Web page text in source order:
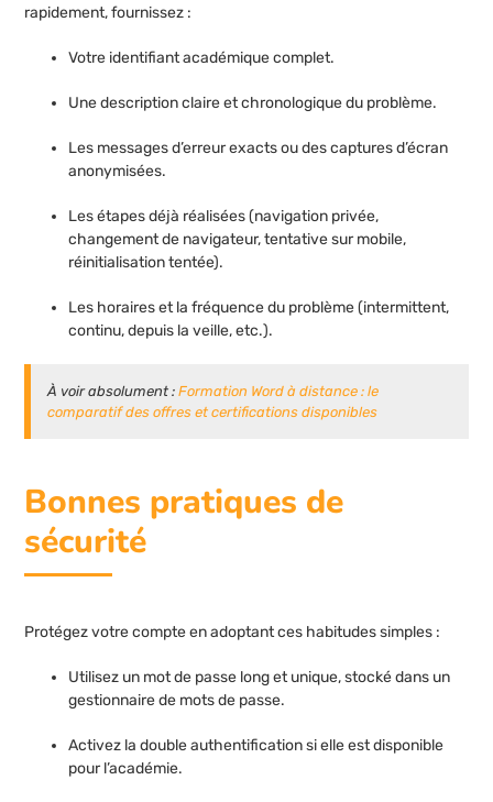
rapidement, fournissez :
Votre identifiant académique complet.
Une description claire et chronologique du problème.
Les messages d’erreur exacts ou des captures d’écran
anonymisées.
Les étapes déjà réalisées (navigation privée,
changement de navigateur, tentative sur mobile,
réinitialisation tentée).
Les horaires et la fréquence du problème (intermittent,
continu, depuis la veille, etc.).
À voir absolument :Formation Word à distance : le
comparatif des offres et certifications disponibles
Bonnes pratiques de
sécurité
Protégez votre compte en adoptant ces habitudes simples :
Utilisez un mot de passe long et unique, stocké dans un
gestionnaire de mots de passe.
Activez la double authentification si elle est disponible
pour l’académie.